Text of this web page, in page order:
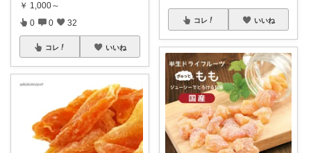
￥ 1,000～
0 0 32
コレ いいね
コレ いいね